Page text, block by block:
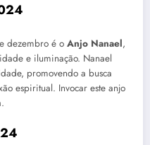
dezembro é o Anjo Nanael,
e iluminação. Nanael
promovendo a busca
espiritual. Invocar este anjo